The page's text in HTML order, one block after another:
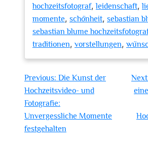
hochzeitsfotograf,leidenschaft,
momente, schönheit, sebastian
sebastian blume
traditionen, vorstellungen,
Beitragsnavigation
Previous: Die Kunst der
Hochzeitsvideo- und
Fotografie:
Unvergessliche Momente
festgehalten